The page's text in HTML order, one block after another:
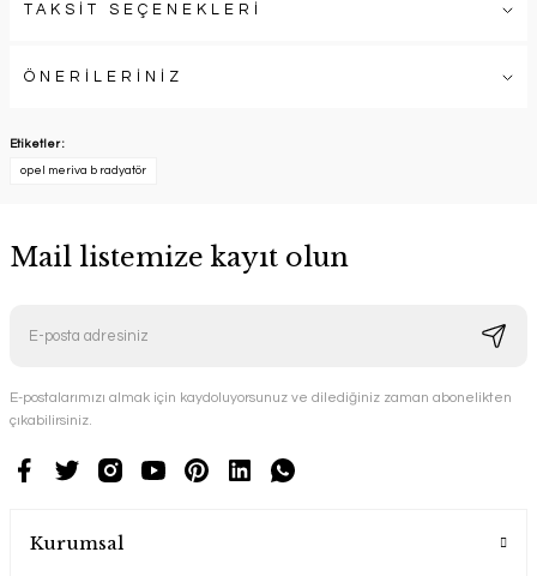
TAKSİT SEÇENEKLERİ
ÖNERİLERİNİZ
Etiketler :
opel meriva b radyatör
Mail listemize kayıt olun
E-postalarımızı almak için kaydoluyorsunuz ve dilediğiniz zaman abonelikten
çıkabilirsiniz.
Kurumsal